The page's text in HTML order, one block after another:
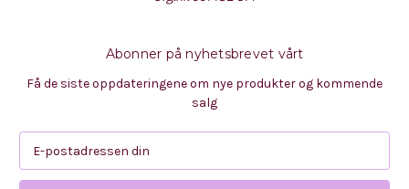
Abonner på nyhetsbrevet vårt
Få de siste oppdateringene om nye produkter og kommende
salg
p